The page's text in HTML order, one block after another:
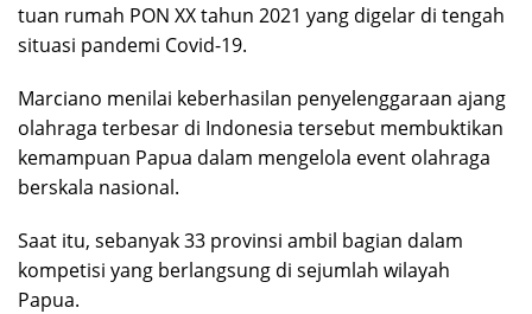
tuan rumah PON XX tahun 2021 yang digelar di tengah
situasi pandemi Covid-19.
Marciano menilai keberhasilan penyelenggaraan ajang
olahraga terbesar di Indonesia tersebut membuktikan
kemampuan Papua dalam mengelola event olahraga
berskala nasional.
Saat itu, sebanyak 33 provinsi ambil bagian dalam
kompetisi yang berlangsung di sejumlah wilayah
Papua.